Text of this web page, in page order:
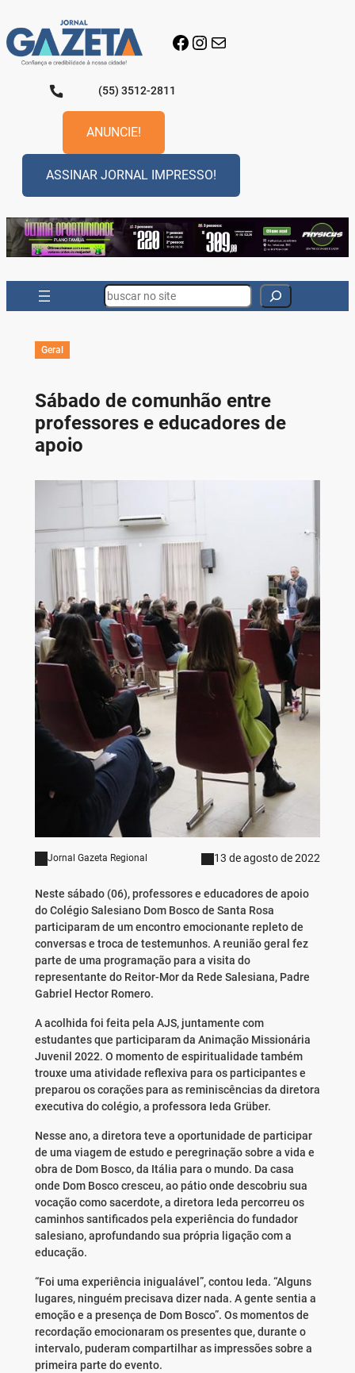
para
o
conteúdo
Facebook
Instagram
E-mail
(55) 3512-2811
ANUNCIE!
ASSINAR JORNAL IMPRESSO!
Search
Geral
Sábado de comunhão entre
professores e educadores de
apoio
Jornal Gazeta Regional 13 de agosto de 2022
Neste sábado (06), professores e educadores de apoio
do Colégio Salesiano Dom Bosco de Santa Rosa
participaram de um encontro emocionante repleto de
conversas e troca de testemunhos. A reunião geral fez
parte de uma programação para a visita do
representante do Reitor-Mor da Rede Salesiana, Padre
Gabriel Hector Romero.
A acolhida foi feita pela AJS, juntamente com
estudantes que participaram da Animação Missionária
Juvenil 2022. O momento de espiritualidade também
trouxe uma atividade reflexiva para os participantes e
preparou os corações para as reminiscências da diretora
executiva do colégio, a professora Ieda Grüber.
Nesse ano, a diretora teve a oportunidade de participar
de uma viagem de estudo e peregrinação sobre a vida e
obra de Dom Bosco, da Itália para o mundo. Da casa
onde Dom Bosco cresceu, ao pátio onde descobriu sua
vocação como sacerdote, a diretora Ieda percorreu os
caminhos santificados pela experiência do fundador
salesiano, aprofundando sua própria ligação com a
educação.
“Foi uma experiência inigualável”, contou Ieda. “Alguns
lugares, ninguém precisava dizer nada. A gente sentia a
emoção e a presença de Dom Bosco”. Os momentos de
recordação emocionaram os presentes que, durante o
intervalo, puderam compartilhar as impressões sobre a
primeira parte do evento.